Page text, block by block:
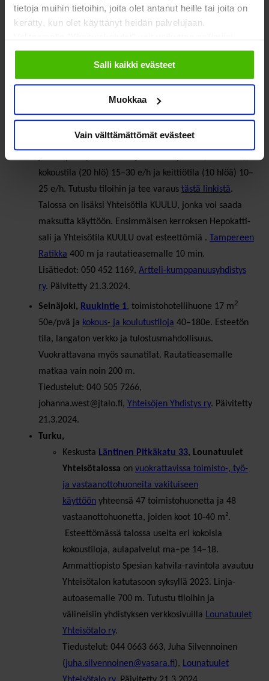
tietoja muihin tietoihin, joita olet antanut heille tai joita on
kerätty, kun olet käyttänyt heidän palvelujaan.
evästeisiin.
Salli kaikki evästeet
Muokkaa
Vain välttämättömät evästeet
Lapinlahti
katso kartalta,Lapinlahden Lähteessä
useitatyöhuoneita (10–25
m2)jatapahtumatiloja. Ruoholahden
metroasemalle 10 min.
Tampere,Mustalahdenkatu,Kumppanuustalo
ArttelissaMonitoimisali seminaareihin ja tapahtumiin,
kokoustila (20 hlö) 15–30 e/h ja keittiötila (10 hlöä) 10–
25 e/h. Tutustu tiloihin ja tee varaus tästä linkistä.
Talossa on lisäksi Yhteisötila KUULU, jonka voi saada
maksutta käyttöön. Ensimmäisen kerroksen Hepokatti-
sali ja Yhteisötila KUULU ovat esteettömiä . Tampereen
Ratikka 400 m ja rautatieasemalle 10 min.
Lisätiedot: 050 452 1169, Artteli-kumppanuusyhdistys
ry. Päivitetty 21.3.2024.
Seinäjoki, Ruukintie 1, toimistohotellihuone 17 m2
50e/pvä ja kokous- ja koulutustiloja 40–180e. Esteetön
tila, langaton verkko ja tulostusmahdollisuus.
Vuokrattavana myös saunatilat. Rautatieasemalle
matkaa vain noin 200 m.
Tiedustelut: 040 505 7266,
johanna.west@jtalo.fi, Yhteisöjen Yhdistys ry. Päivitetty
21.3.2024.
Turku,
Keskusta Läntinen Pitkäkatu 33, Lounatuulet
Yhteisötalossa on vuokrattavissa toimisto-, työ-
ja vastaanottohuoneita vakituiseen
käyttöön yhteensä 47 toimistohuonetta ja 48
vastaanottohuonetta, joiden koot 10-40 m².
Esteettömässä talossa useita eri kokoisia
kokoustiloja, aulapalvelut ma–pe 14–18.
Ammattiopisto Spesian kahvila-ravintola avautuu
Yhteisötalon katutasoon syksyllä 2023. Linja-
autoasemalle 700 m. Tutustu tiloihin ja
välineisiin yhdistyksen verkkosivuilla Lounatuulet
Yhteisötalo ry.
Tiedustelut: 044 0663 663, Juha Silvennoinen
(juha.silvennoinen@vasara.fi), Lounatuulet